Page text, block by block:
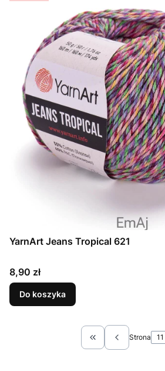
YarnArt Jeans Tropical 621
Cena
8,90 zł
Do koszyka
Wróć do Strona